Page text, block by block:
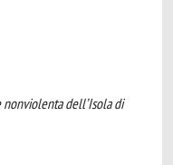
nonviolenta dell’Isola di